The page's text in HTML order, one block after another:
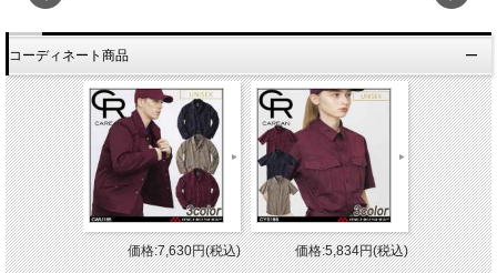
コーディネート商品
価格:7,630円(税込) 価格:5,834円(税込)